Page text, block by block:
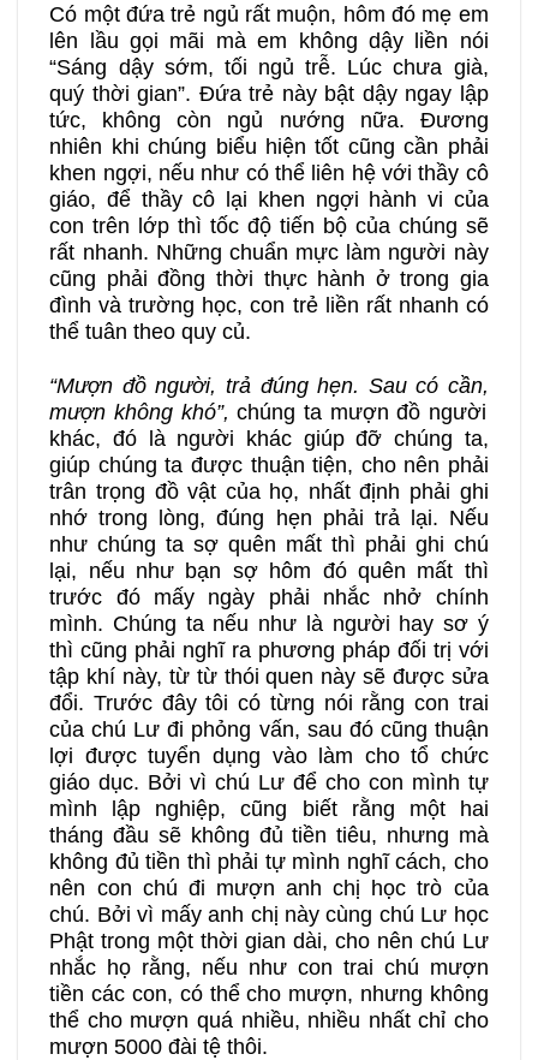
Có một đứa trẻ ngủ rất muộn, hôm đó mẹ em
lên lầu gọi mãi mà em không dậy liền nói
“Sáng dậy sớm, tối ngủ trễ. Lúc chưa già,
quý thời gian”. Đứa trẻ này bật dậy ngay lập
tức, không còn ngủ nướng nữa. Đương
nhiên khi chúng biểu hiện tốt cũng cần phải
khen ngợi, nếu như có thể liên hệ với thầy cô
giáo, để thầy cô lại khen ngợi hành vi của
con trên lớp thì tốc độ tiến bộ của chúng sẽ
rất nhanh. Những chuẩn mực làm người này
cũng phải đồng thời thực hành ở trong gia
đình và trường học, con trẻ liền rất nhanh có
thể tuân theo quy củ.
“Mượn đồ người, trả đúng hẹn. Sau có cần,
mượn không khó”, chúng ta mượn đồ người
khác, đó là người khác giúp đỡ chúng ta,
giúp chúng ta được thuận tiện, cho nên phải
trân trọng đồ vật của họ, nhất định phải ghi
nhớ trong lòng, đúng hẹn phải trả lại. Nếu
như chúng ta sợ quên mất thì phải ghi chú
lại, nếu như bạn sợ hôm đó quên mất thì
trước đó mấy ngày phải nhắc nhở chính
mình. Chúng ta nếu như là người hay sơ ý
thì cũng phải nghĩ ra phương pháp đối trị với
tập khí này, từ từ thói quen này sẽ được sửa
đổi. Trước đây tôi có từng nói rằng con trai
của chú Lư đi phỏng vấn, sau đó cũng thuận
lợi được tuyển dụng vào làm cho tổ chức
giáo dục. Bởi vì chú Lư để cho con mình tự
mình lập nghiệp, cũng biết rằng một hai
tháng đầu sẽ không đủ tiền tiêu, nhưng mà
không đủ tiền thì phải tự mình nghĩ cách, cho
nên con chú đi mượn anh chị học trò của
chú. Bởi vì mấy anh chị này cùng chú Lư học
Phật trong một thời gian dài, cho nên chú Lư
nhắc họ rằng, nếu như con trai chú mượn
tiền các con, có thể cho mượn, nhưng không
thể cho mượn quá nhiều, nhiều nhất chỉ cho
mượn 5000 đài tệ thôi.